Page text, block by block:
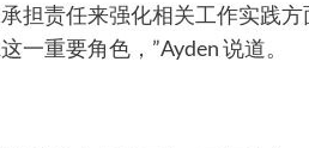
担责任来强化相关工作实践
一重要角色，”Ayden 说道。